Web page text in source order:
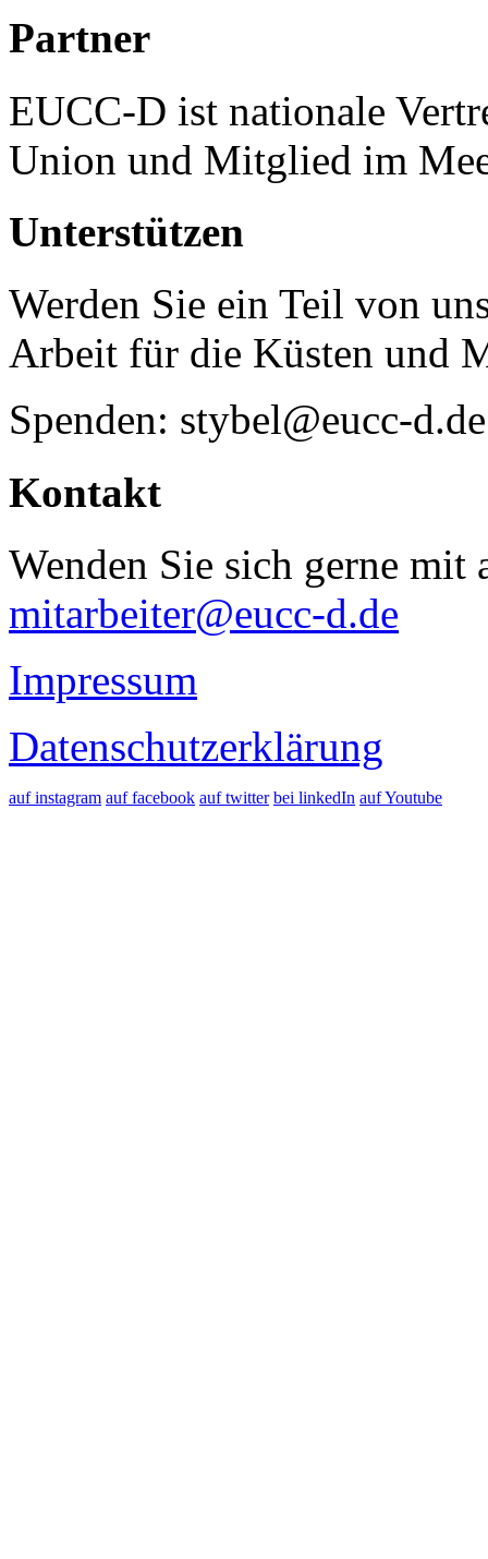
Partner
EUCC-D ist nationale
Union und Mitglied im
Unterstützen
Werden Sie ein Teil von
Arbeit für die Küsten und
Spenden: stybel@eucc-d.de
Kontakt
Wenden Sie sich gerne mit
mitarbeiter@eucc-d.de
Impressum
Datenschutzerklärung
auf instagram auf facebook auf twitter bei linkedIn auf Youtube